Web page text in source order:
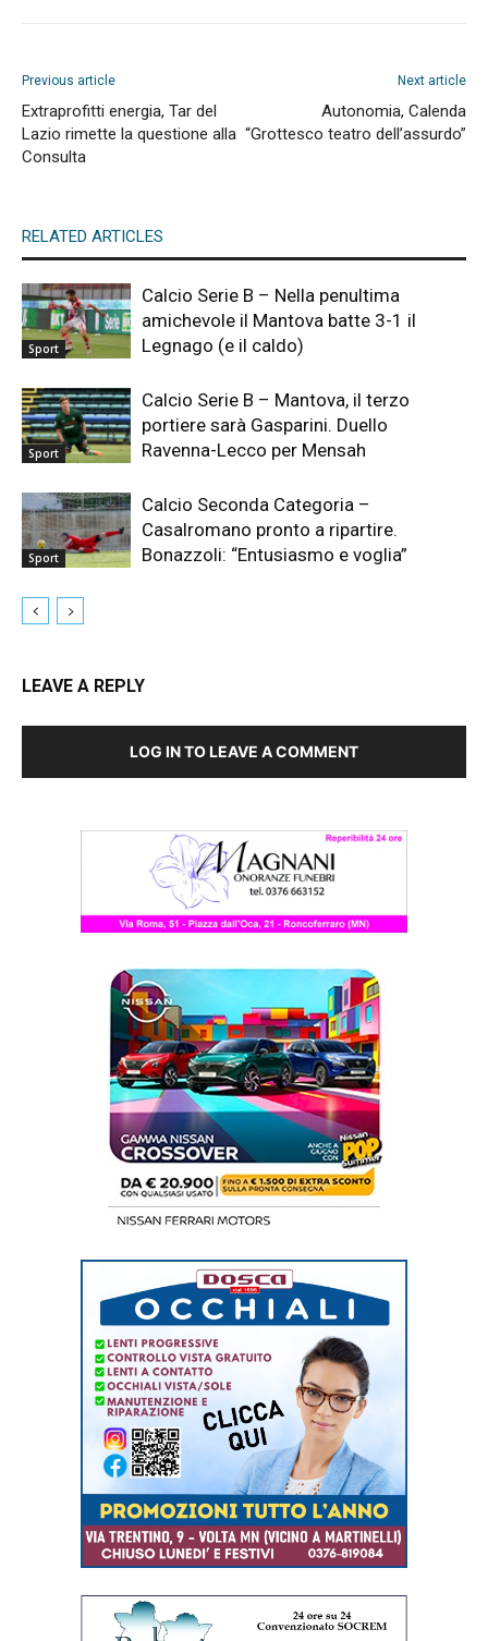
Previous article
Extraprofitti energia, Tar del
Lazio rimette la questione alla
Consulta
Next article
Autonomia, Calenda
“Grottesco teatro dell’assurdo”
RELATED ARTICLES
Sport
Calcio Serie B – Nella penultima
amichevole il Mantova batte 3-1 il
Legnago (e il caldo)
Sport
Calcio Serie B – Mantova, il terzo
portiere sarà Gasparini. Duello
Ravenna-Lecco per Mensah
Sport
Calcio Seconda Categoria –
Casalromano pronto a ripartire.
Bonazzoli: “Entusiasmo e voglia”
LEAVE A REPLY
LOG IN TO LEAVE A COMMENT